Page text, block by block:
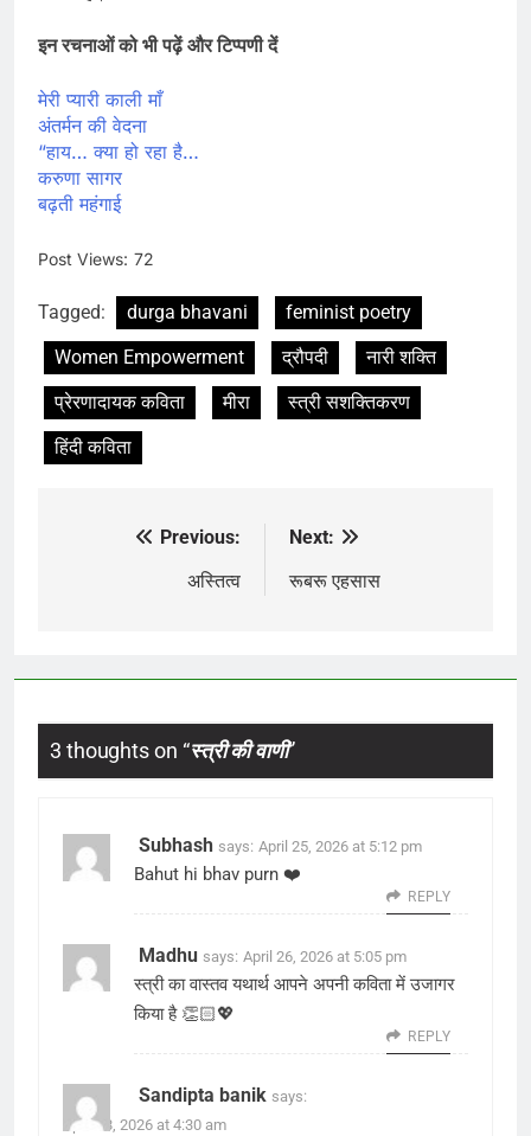
इन रचनाओं को भी पढ़ें और टिप्पणी दें
मेरी प्यारी काली माँ
अंतर्मन की वेदना
“हाय… क्या हो रहा है…
करुणा सागर
बढ़ती महंगाई
Post Views: 72
Tagged: durga bhavani
feminist poetry
Women Empowerment
द्रौपदी
नारी शक्ति
प्रेरणादायक कविता
मीरा
स्त्री सशक्तिकरण
हिंदी कविता
navigation
Previous:
अस्तित्व
Next:
रूबरू एहसास
3 thoughts on “स्त्री की वाणी”
Subhash says: April 25, 2026 at 5:12 pm
Bahut hi bhav purn ❤️
REPLY
Madhu says: April 26, 2026 at 5:05 pm
स्त्री का वास्तव यथार्थ आपने अपनी कविता में उजागर
किया है 👏🏻💖
REPLY
Sandipta banik says:
April 28, 2026 at 4:30 am